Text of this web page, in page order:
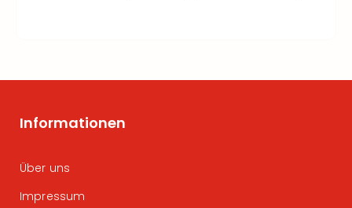
Informationen
Über uns
Impressum